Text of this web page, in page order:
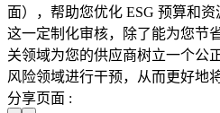
面），帮助您优化 ESG 预算和资
这一定制化审核，除了能为您节
关领域为您的供应商树立一个公
风险领域进行干预，从而更好地
分享页面 :